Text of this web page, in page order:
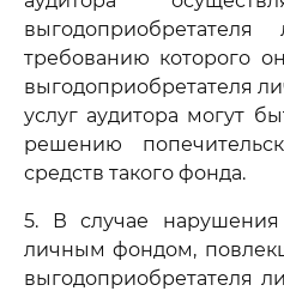
требованию которого
выгодоприобретателя
услуг аудитора могут
решению
средств такого фонда.
5. В случае нарушения
личным фондом,
выгодоприобретателя